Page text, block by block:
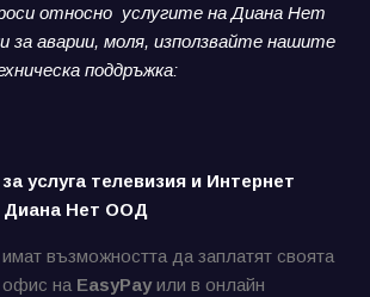
относно услугите на Диана Нет
за аварии, моля, използвайте нашите
поддръжка:
услуга телевизия и Интернет
Диана Нет ООД
възможността да заплатят своята
офис на EasyPayили в онлайн